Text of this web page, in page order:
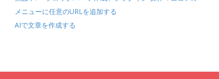
メニューに任意のURLを追加する
AIで文章を作成する